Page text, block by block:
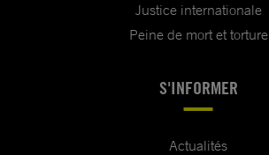
Justice internationale
Peine de mort et torture
S'INFORMER
Actualités